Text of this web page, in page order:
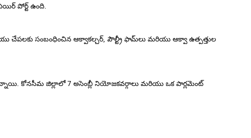
పోర్ట్ ఉంది.
సంబంధించిన ఆక్వాకల్చర్, పౌల్ట్రీ ఫామ్‌లు మరియు ఆక్వా ఉత్పత్తుల
కోనసీమ జిల్లాలో 7 అసెంబ్లీ నియోజకవర్గాలు మరియు ఒక పార్లమెంట్